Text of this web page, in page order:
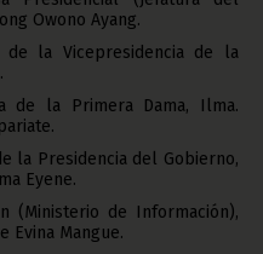
Owono Ayang.
la Vicepresidencia de la
de la Primera Dama, Ilma.
la Presidencia del Gobierno,
Eyene.
(Ministerio de Información),
Evina Mangue.